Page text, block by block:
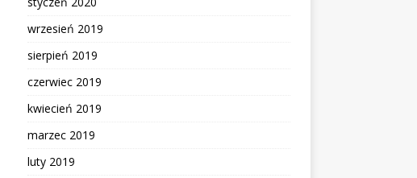
wrzesień 2019
sierpień 2019
czerwiec 2019
kwiecień 2019
marzec 2019
luty 2019